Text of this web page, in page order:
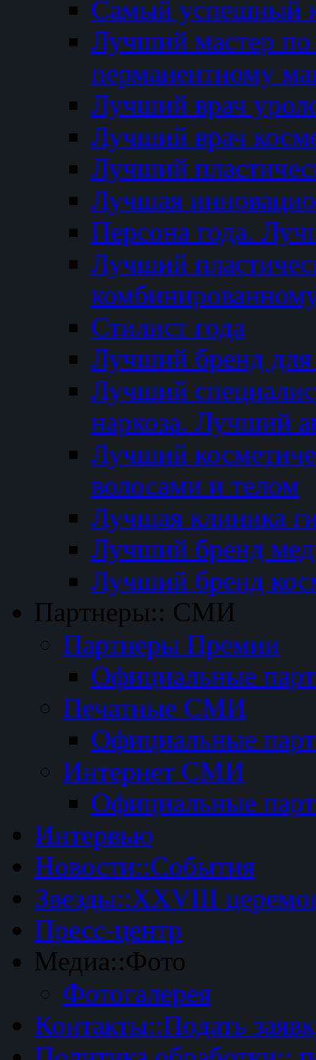
Самый успешный
Лучший мастер по
перманентному
Лучший врач
Лучший врач
Лучший
Лучшая
Персона года.
Лучший
Стилист года
Лучший бренд
Лучший
наркоза. Лучший
Лучший
волосами и телом
Лучшая клиника
Лучший бренд
Лучший бренд
Партнеры:: СМИ
Партнеры Премии
Официальные
Печатные СМИ
Официальные
Интернет СМИ
Официальные
Интервью
Новости::События
Звезды::XXVIII
Пресс-центр
Медиа::Фото
Фотогалерея
Контакты::Подать